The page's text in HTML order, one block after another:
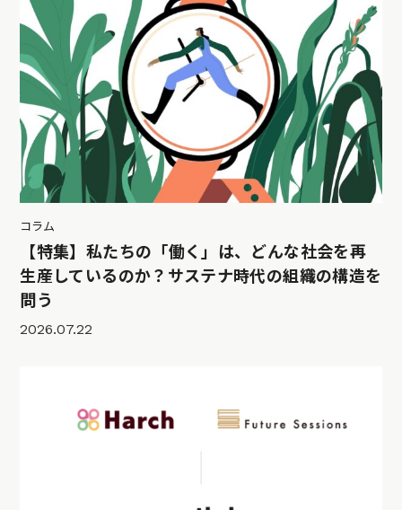
コラム
【特集】私たちの「働く」は、どんな社会を再
生産しているのか？サステナ時代の組織の構造を
問う
2026.07.22